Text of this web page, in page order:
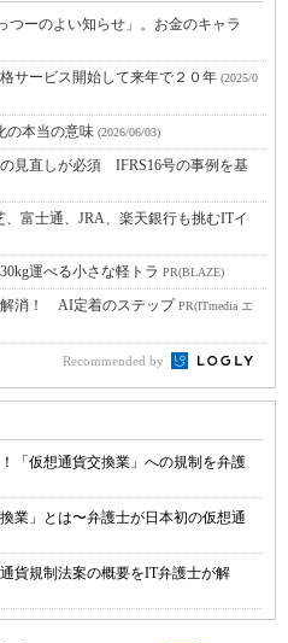
つーのよい知らせ」。お金のキャラ
サービス開始して来年で２０年 (2025/0
の本当の意味 (2026/06/03)
見直しが必須 IFRS16号の事例を基
富士通、JRA、楽天銀行も挑むITイ
運べる小さな軽トラ PR(BLAZE)
解消！ AI定着のステップPR(ITmedia エ
Recommended by
「仮想通貨交換業」への規制を弁護
業」とは〜弁護士が日本初の仮想通
貨規制法案の概要をIT弁護士が解